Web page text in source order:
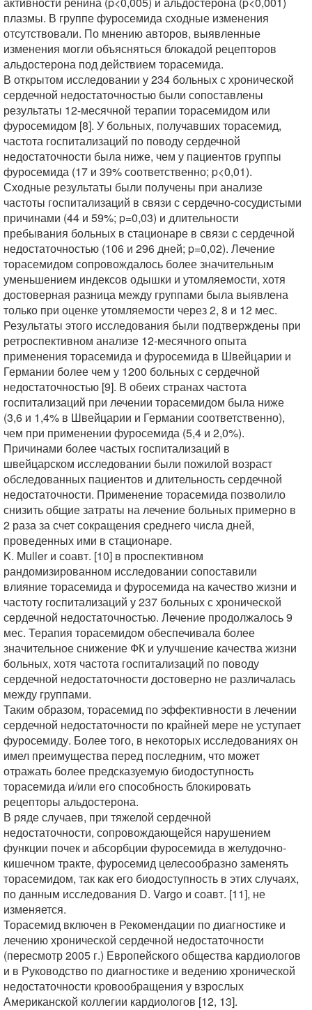
плазмы. В группе фуросемида сходные изменения
отсутствовали. По мнению авторов, выявленные
изменения могли объясняться блокадой рецепторов
альдостерона под действием торасемида.
В открытом исследовании у 234 больных с хронической
сердечной недостаточностью были сопоставлены
результаты 12-месячной терапии торасемидом или
фуросемидом [8]. У больных, получавших торасемид,
частота госпитализаций по поводу сердечной
недостаточности была ниже, чем у пациентов группы
фуросемида (17 и 39% соответственно; p<0,01).
Сходные результаты были получены при анализе
частоты госпитализаций в связи с сердечно-сосудистыми
причинами (44 и 59%; p=0,03) и длительности
пребывания больных в стационаре в связи с сердечной
недостаточностью (106 и 296 дней; p=0,02). Лечение
торасемидом сопровождалось более значительным
уменьшением индексов одышки и утомляемости, хотя
достоверная разница между группами была выявлена
только при оценке утомляемости через 2, 8 и 12 мес.
Результаты этого исследования были подтверждены при
ретроспективном анализе 12-месячного опыта
применения торасемида и фуросемида в Швейцарии и
Германии более чем у 1200 больных с сердечной
недостаточностью [9]. В обеих странах частота
госпитализаций при лечении торасемидом была ниже
(3,6 и 1,4% в Швейцарии и Германии соответственно),
чем при применении фуросемида (5,4 и 2,0%).
Причинами более частых госпитализаций в
швейцарском исследовании были пожилой возраст
обследованных пациентов и длительность сердечной
недостаточности. Применение торасемида позволило
снизить общие затраты на лечение больных примерно в
2 раза за счет сокращения среднего числа дней,
проведенных ими в стационаре.
K. Muller и соавт. [10] в проспективном
рандомизированном исследовании сопоставили
влияние торасемида и фуросемида на качество жизни и
частоту госпитализаций у 237 больных с хронической
сердечной недостаточностью. Лечение продолжалось 9
мес. Терапия торасемидом обеспечивала более
значительное снижение ФК и улучшение качества жизни
больных, хотя частота госпитализаций по поводу
сердечной недостаточности достоверно не различалась
между группами.
Таким образом, торасемид по эффективности в лечении
сердечной недостаточности по крайней мере не уступает
фуросемиду. Более того, в некоторых исследованиях он
имел преимущества перед последним, что может
отражать более предсказуемую биодоступность
торасемида и/или его способность блокировать
рецепторы альдостерона.
В ряде случаев, при тяжелой сердечной
недостаточности, сопровождающейся нарушением
функции почек и абсорбции фуросемида в желудочно-
кишечном тракте, фуросемид целесообразно заменять
торасемидом, так как его биодоступность в этих случаях,
по данным исследования D. Vargo и соавт. [11], не
изменяется.
Торасемид включен в Рекомендации по диагностике и
лечению хронической сердечной недостаточности
(пересмотр 2005 г.) Европейского общества кардиологов
и в Руководство по диагностике и ведению хронической
недостаточности кровообращения у взрослых
Американской коллегии кардиологов [12, 13].